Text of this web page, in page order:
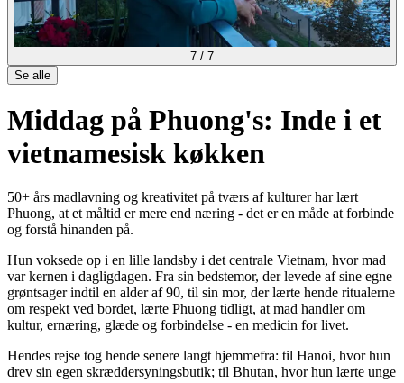
7 / 7
Se alle
Middag på Phuong's: Inde i et
vietnamesisk køkken
50+ års madlavning og kreativitet på tværs af kulturer har lært
Phuong, at et måltid er mere end næring - det er en måde at forbinde
og forstå hinanden på.
Hun voksede op i en lille landsby i det centrale Vietnam, hvor mad
var kernen i dagligdagen. Fra sin bedstemor, der levede af sine egne
grøntsager indtil en alder af 90, til sin mor, der lærte hende ritualerne
om respekt ved bordet, lærte Phuong tidligt, at mad handler om
kultur, ernæring, glæde og forbindelse - en medicin for livet.
Hendes rejse tog hende senere langt hjemmefra: til Hanoi, hvor hun
drev sin egen skræddersyningsbutik; til Bhutan, hvor hun lærte unge